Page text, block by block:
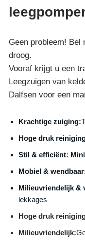
Geen probleem! Bel
droog.
Vooraf krijgt u een
Leegzuigen van
Dalfsen voor een
Krachtige zuiging:
Hoge druk
Stil & efficiënt:
Mobiel &
Milieuvriendelijk &
lekkages
Hoge druk
Milieuvriendelijk: